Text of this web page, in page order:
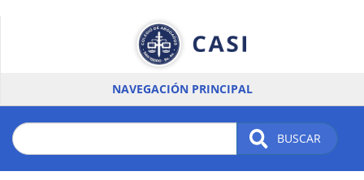
NAVEGACIÓN PRINCIPAL
BUSCAR